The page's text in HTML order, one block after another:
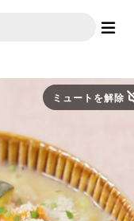
ミュートを解除